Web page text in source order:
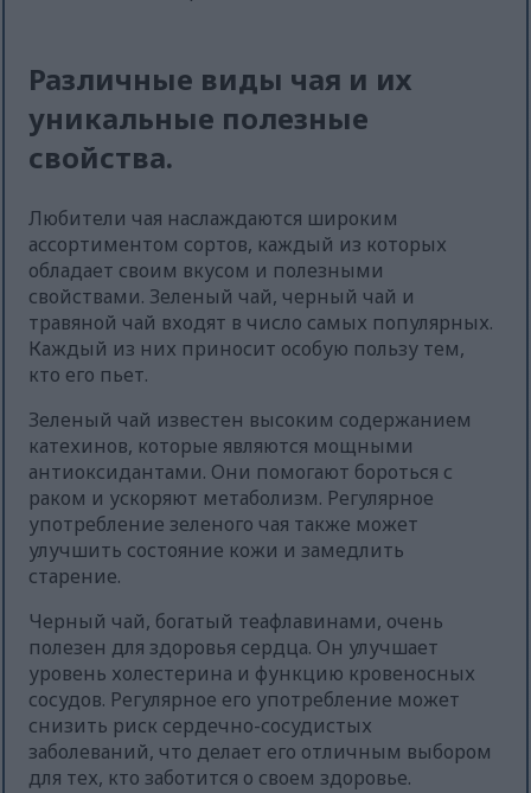
Различные виды чая и их
уникальные полезные
свойства.
Любители чая наслаждаются широким
ассортиментом сортов, каждый из которых
обладает своим вкусом и полезными
свойствами. Зеленый чай, черный чай и
травяной чай входят в число самых популярных.
Каждый из них приносит особую пользу тем,
кто его пьет.
Зеленый чай известен высоким содержанием
катехинов, которые являются мощными
антиоксидантами. Они помогают бороться с
раком и ускоряют метаболизм. Регулярное
употребление зеленого чая также может
улучшить состояние кожи и замедлить
старение.
Черный чай, богатый теафлавинами, очень
полезен для здоровья сердца. Он улучшает
уровень холестерина и функцию кровеносных
сосудов. Регулярное его употребление может
снизить риск сердечно-сосудистых
заболеваний, что делает его отличным выбором
для тех, кто заботится о своем здоровье.